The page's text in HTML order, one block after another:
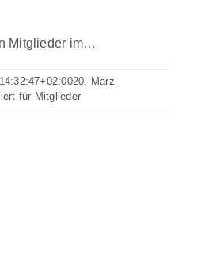
Mitglieder im…
20. März
für Mitglieder